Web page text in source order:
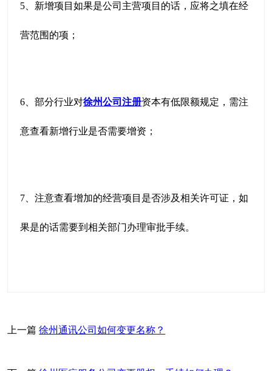
5、新增项目如果是公司主营项目的话，应将之填在经
营范围的项；
6、部分行业对徐州公司注册资本有低限额规定，需注
意查看新增行业是否需要增资；
7、注意查看增加的经营项目是否涉及相关许可证，如
果是的话需要到相关部门办理审批手续。
上一篇徐州通讯公司如何变更名称？